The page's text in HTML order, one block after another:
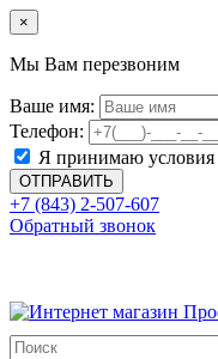
×
Мы Вам перезвоним
Ваше имя:
Телефон:
Я принимаю условия
+7 (843) 2-507-607
Обратный звонок